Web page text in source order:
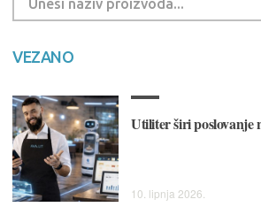
VEZANO
Utiliter širi poslovanje
10. lipnja 2026.